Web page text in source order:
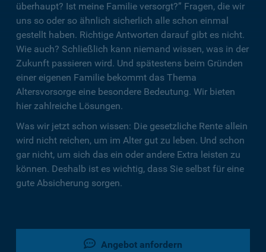
überhaupt? Ist meine Familie versorgt?” Fragen, die wir
uns so oder so ähnlich sicherlich alle schon einmal
gestellt haben. Richtige Antworten darauf gibt es nicht.
Wie auch? Schließlich kann niemand wissen, was in der
Zukunft passieren wird. Und spätestens beim Gründen
einer eigenen Familie bekommt das Thema
Altersvorsorge eine besondere Bedeutung. Wir bieten
hier zahlreiche Lösungen.
Was wir jetzt schon wissen: Die gesetzliche Rente allein
wird nicht reichen, um im Alter gut zu leben. Und schon
gar nicht, um sich das ein oder andere Extra leisten zu
können. Deshalb ist es wichtig, dass Sie selbst für eine
gute Absicherung sorgen.
Angebot anfordern